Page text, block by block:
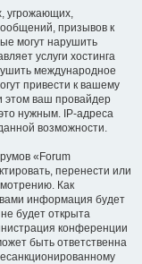
угрожающих,
призывов к
могут нарушить
услуги хостинга
международное
привести к вашему
этом ваш провайдер
нужным. IP-адреса
возможности.
«Forum
перенести или
Как
информация будет
будет открыта
конференции
быть ответственна